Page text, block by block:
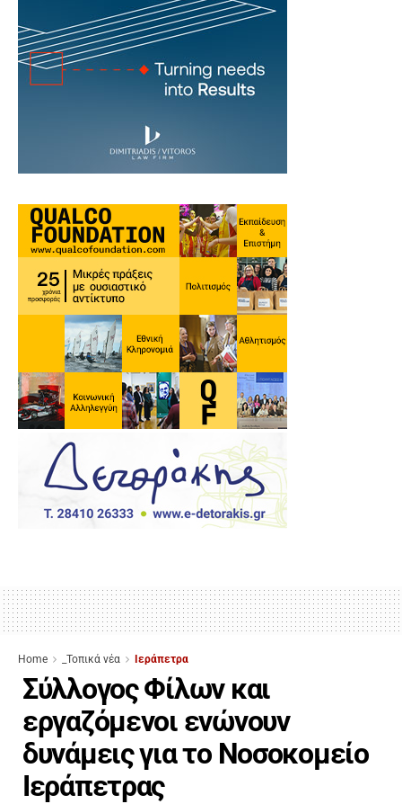
Home _Τοπικά νέα Ιεράπετρα
Σύλλογος Φίλων και
εργαζόμενοι ενώνουν
δυνάμεις για το Νοσοκομείο
Ιεράπετρας